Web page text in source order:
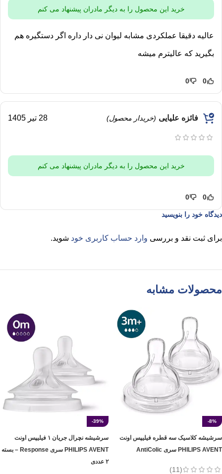
خرید این محصول را به دیگر مادران پیشنهاد می کنم
عالیه دقیقا عملکردی مشابه لیوان نی دار داره اگر دستگیره هم
بگیرید که عالیترم میشه
0
0
فائزه علیایی (خریدار محصول) 28 تیر 1405
خرید این محصول را به دیگر مادران پیشنهاد می کنم
0
0
دیدگاه خود را بنویسید
برای ثبت نقد و بررسی وارد حساب کاربری خود شوید.
محصولات مشابه
-8%
سرشیشه کلاسیک سه‌ قطره‌ فیلیپس اونت
PHILIPS AVENT سری AntiColic
(11)
-39%
سرشیشه نچرال جریان ۱ فیلیپس اونت
PHILIPS AVENT سری Response – بسته
۲ عددی